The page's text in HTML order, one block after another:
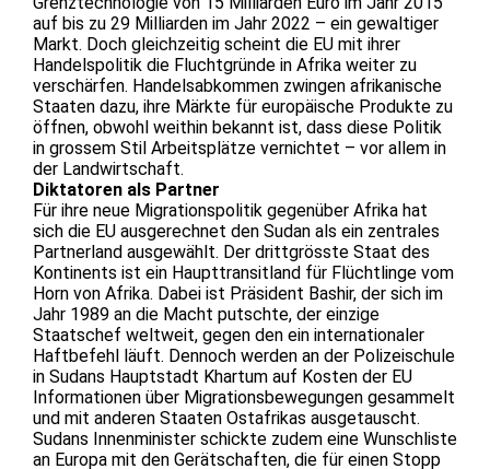
auf bis zu 29 Milliarden im Jahr 2022 – ein gewaltiger
Markt. Doch gleichzeitig scheint die EU mit ihrer
Handelspolitik die Fluchtgründe in Afrika weiter zu
verschärfen. Handelsabkommen zwingen afrikanische
Staaten dazu, ihre Märkte für europäische Produkte zu
öffnen, obwohl weithin bekannt ist, dass diese Politik
in grossem Stil Arbeitsplätze vernichtet – vor allem in
der Landwirtschaft.
Diktatoren als Partner
Für ihre neue Migrationspolitik gegenüber Afrika hat
sich die EU ausgerechnet den Sudan als ein zentrales
Partnerland ausgewählt. Der drittgrösste Staat des
Kontinents ist ein Haupttransitland für Flüchtlinge vom
Horn von Afrika. Dabei ist Präsident Bashir, der sich im
Jahr 1989 an die Macht putschte, der einzige
Staatschef weltweit, gegen den ein internationaler
Haftbefehl läuft. Dennoch werden an der Polizeischule
in Sudans Hauptstadt Khartum auf Kosten der EU
Informationen über Migrationsbewegungen gesammelt
und mit anderen Staaten Ostafrikas ausgetauscht.
Sudans Innenminister schickte zudem eine Wunschliste
an Europa mit den Gerätschaften, die für einen Stopp